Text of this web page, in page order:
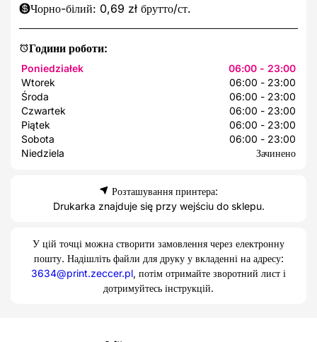
Години роботи:
Poniedziałek
06:00 - 23:00
Wtorek
06:00 - 23:00
Środa
06:00 - 23:00
Czwartek
06:00 - 23:00
Piątek
06:00 - 23:00
Sobota
06:00 - 23:00
Niedziela
Зачинено
Чорно-білий: 0,69 zł брутто/ст.
Розташування принтера:
Drukarka znajduje się przy wejściu do sklepu.
У цій точці можна створити замовлення через електронну
пошту. Надішліть файли для друку у вкладенні на адресу:
3634@print.zeccer.pl, потім отримайте зворотний лист і
дотримуйтесь інструкцій.